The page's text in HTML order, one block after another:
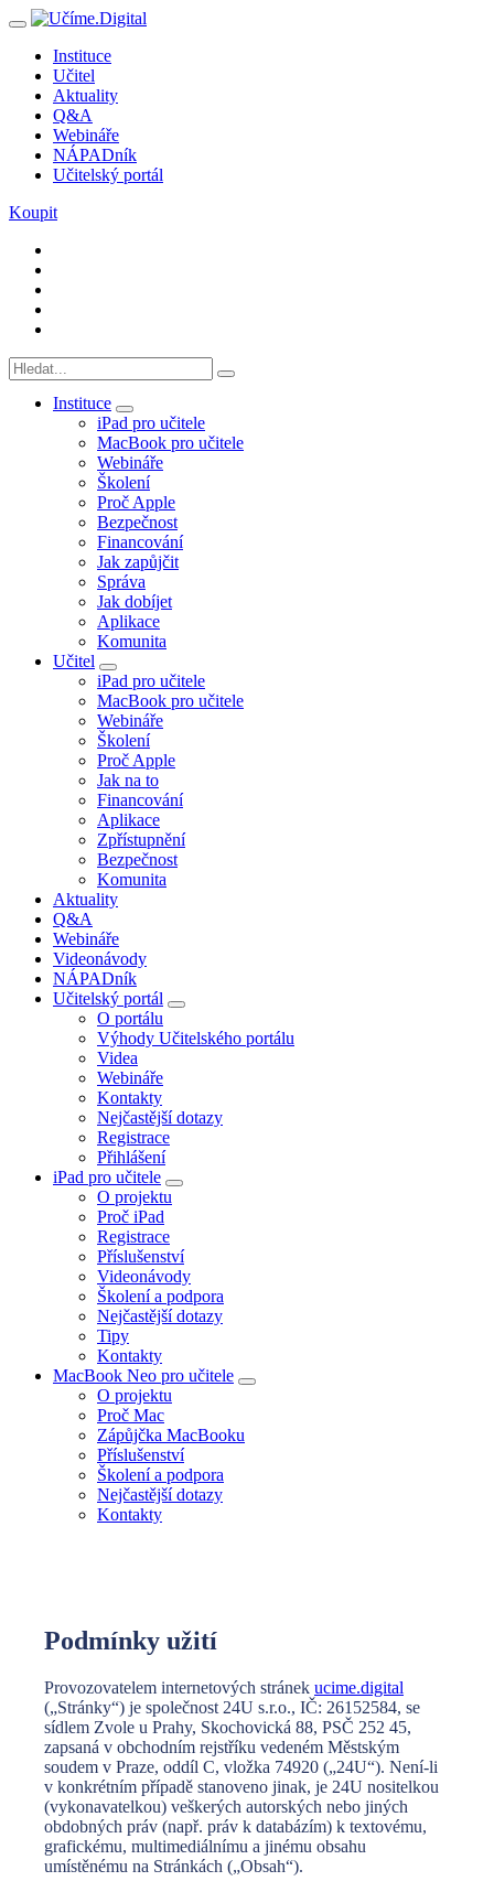
Instituce
Učitel
Aktuality
Q&A
Webináře
NÁPADník
Učitelský portál
Koupit
Instituce
iPad pro učitele
MacBook pro učitele
Webináře
Školení
Proč Apple
Bezpečnost
Financování
Jak zapůjčit
Správa
Jak dobíjet
Aplikace
Komunita
Učitel
iPad pro učitele
MacBook pro učitele
Webináře
Školení
Proč Apple
Jak na to
Financování
Aplikace
Zpřístupnění
Bezpečnost
Komunita
Aktuality
Q&A
Webináře
Videonávody
NÁPADník
Učitelský portál
O portálu
Výhody Učitelského portálu
Videa
Webináře
Kontakty
Nejčastější dotazy
Registrace
Přihlášení
iPad pro učitele
O projektu
Proč iPad
Registrace
Příslušenství
Videonávody
Školení a podpora
Nejčastější dotazy
Tipy
Kontakty
MacBook Neo pro učitele
O projektu
Proč Mac
Zápůjčka MacBooku
Příslušenství
Školení a podpora
Nejčastější dotazy
Kontakty
Podmínky užití
Provozovatelem internetových stránek ucime.digital
(„Stránky“) je společnost 24U s.r.o., IČ: 26152584, se
sídlem Zvole u Prahy, Skochovická 88, PSČ 252 45,
zapsaná v obchodním rejstříku vedeném Městským
soudem v Praze, oddíl C, vložka 74920 („24U“). Není-li
v konkrétním případě stanoveno jinak, je 24U nositelkou
(vykonavatelkou) veškerých autorských nebo jiných
obdobných práv (např. práv k databázím) k textovému,
grafickému, multimediálnímu a jinému obsahu
umístěnému na Stránkách („Obsah“).